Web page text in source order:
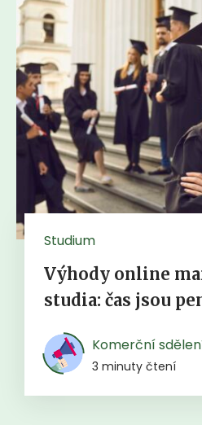
Studium
Výhody online
studia: čas jsou
Komerční
3 minuty čtení